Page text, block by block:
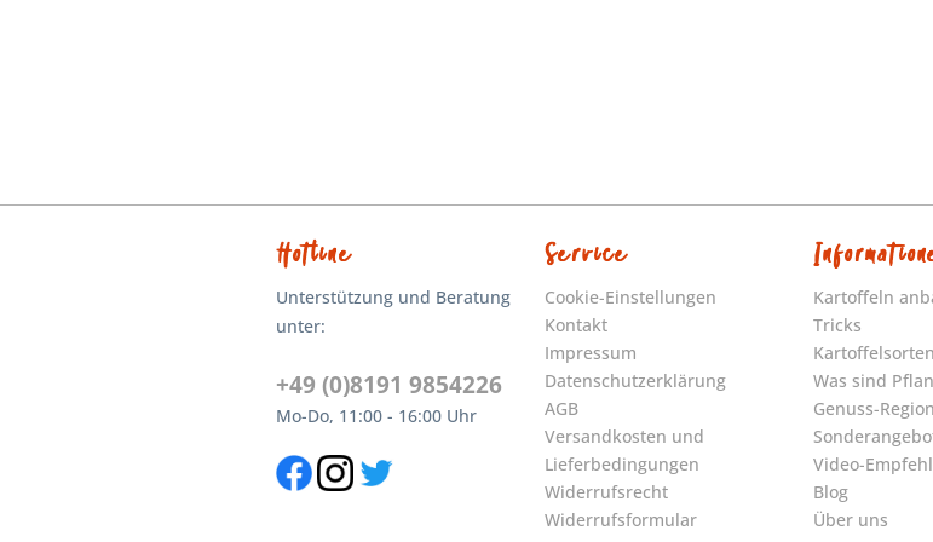
Hotline
Unterstützung und Beratung
unter:
+49 (0)8191 9854226
Mo-Do, 11:00 - 16:00 Uhr
Service
Cookie-Einstellungen
Kontakt
Impressum
Datenschutzerklärung
AGB
Versandkosten und
Lieferbedingungen
Widerrufsrecht
Widerrufsformular
Kartoffeln
Tricks
Was sind
Genuss-
Video-
Blog
Über uns